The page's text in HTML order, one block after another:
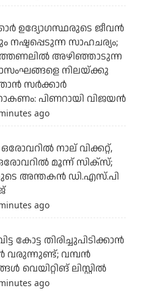
ഉദ്യോഗസ്ഥരുടെ ജീവന്‍
നഷ്ടപ്പെടുന്ന സാഹചര്യം;
അഴിഞ്ഞാടുന്ന
നിലയ്ക്കു
സര്‍ക്കാര്‍
പിണറായി വിജയന്‍
ago
നാല് വിക്കറ്റ്,
മൂന്ന് സിക്‌സ്;
അന്തകന്‍ ഡി.എസ്.പി
ago
കോട്ട തിരിച്ചുപിടിക്കാന്‍
വരുന്നുണ്ട്; വമ്പന്‍
വെയിറ്റിങ് ലിസ്റ്റില്‍
ago